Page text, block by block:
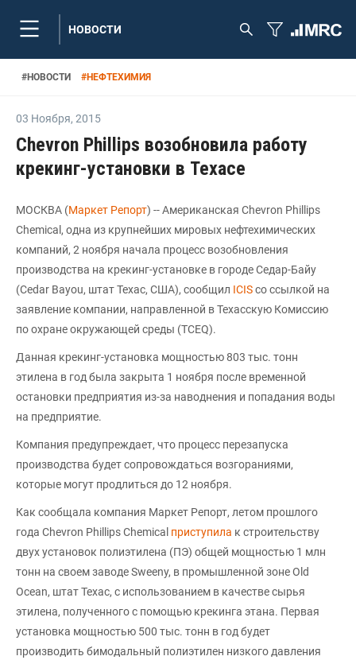
НОВОСТИ
#НОВОСТИ #НЕФТЕХИМИЯ
03 Ноября, 2015
Chevron Phillips возобновила работу
крекинг-установки в Техасе
МОСКВА (Маркет Репорт) -- Американская Chevron Phillips
Chemical, одна из крупнейших мировых нефтехимических
компаний, 2 ноября начала процесс возобновления
производства на крекинг-установке в городе Седар-Байу
(Cedar Bayou, штат Техас, США), сообщил ICISсо ссылкой на
заявление компании, направленной в Техасскую Комиссию
по охране окружающей среды (TCEQ).
Данная крекинг-установка мощностью 803 тыс. тонн
этилена в год была закрыта 1 ноября после временной
остановки предприятия из-за наводнения и попадания воды
на предприятие.
Компания предупреждает, что процесс перезапуска
производства будет сопровождаться возгораниями,
которые могут продлиться до 12 ноября.
Как сообщала компания Маркет Репорт, летом прошлого
года Chevron Phillips Chemical приступила к строительству
двух установок полиэтилена (ПЭ) общей мощностью 1 млн
тонн на своем заводе Sweeny, в промышленной зоне Old
Ocean, штат Техас, с использованием в качестве сырья
этилена, полученного с помощью крекинга этана. Первая
установка мощностью 500 тыс. тонн в год будет
производить бимодальный полиэтилен низкого давления